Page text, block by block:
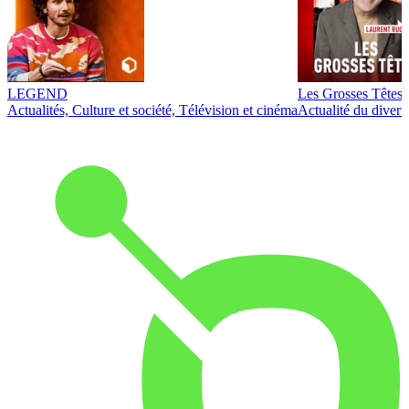
LEGEND
Actualités, Culture et société, Télévision et cinéma
Les Grosses Têtes
Actualité du